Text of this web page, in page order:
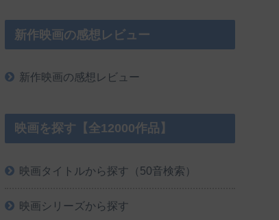
新作映画の感想レビュー
新作映画の感想レビュー
映画を探す【全12000作品】
映画タイトルから探す（50音検索）
映画シリーズから探す